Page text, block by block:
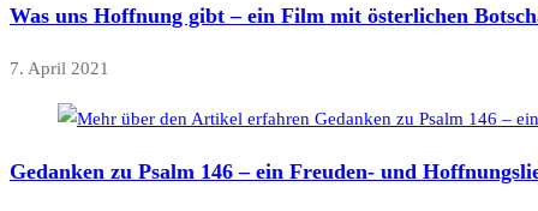
Was uns Hoffnung gibt – ein Film mit österlichen
7. April 2021
Gedanken zu Psalm 146 – ein Freuden- und